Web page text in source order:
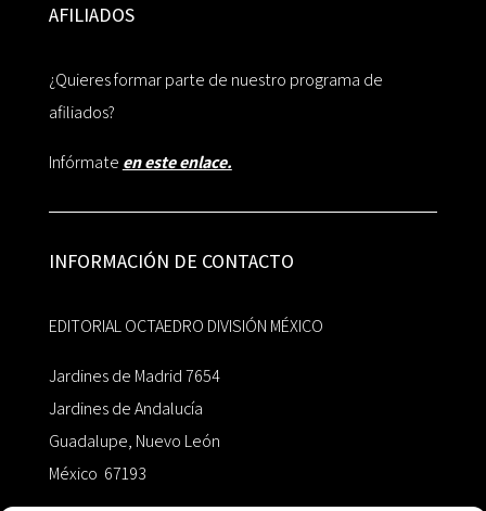
AFILIADOS
¿Quieres formar parte de nuestro programa de
afiliados?
Infórmate en este enlace.
INFORMACIÓN DE CONTACTO
EDITORIAL OCTAEDRO DIVISIÓN MÉXICO
Jardines de Madrid 7654
Jardines de Andalucía
Guadalupe, Nuevo León
México 67193